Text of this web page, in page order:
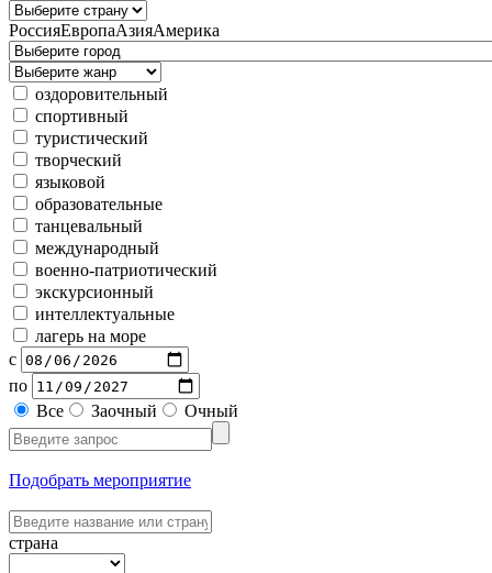
РоссияЕвропаАзияАмерика
оздоровительный
спортивный
туристический
творческий
языковой
образовательные
танцевальный
международный
военно-патриотический
экскурсионный
интеллектуальные
лагерь на море
с
по
Все
Заочный Очный
Подобрать мероприятие
страна